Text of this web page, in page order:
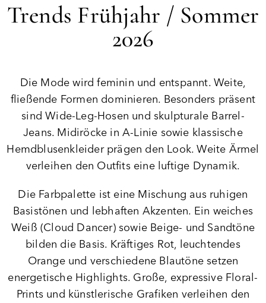
Trends Frühjahr / Sommer
2026
Die Mode wird feminin und entspannt. Weite,
fließende Formen dominieren. Besonders präsent
sind Wide-Leg-Hosen und skulpturale Barrel-
Jeans. Midiröcke in A-Linie sowie klassische
Hemdblusenkleider prägen den Look. Weite Ärmel
verleihen den Outfits eine luftige Dynamik.
Die Farbpalette ist eine Mischung aus ruhigen
Basistönen und lebhaften Akzenten. Ein weiches
Weiß (Cloud Dancer) sowie Beige- und Sandtöne
bilden die Basis. Kräftiges Rot, leuchtendes
Orange und verschiedene Blautöne setzen
energetische Highlights. Große, expressive Floral-
Prints und künstlerische Grafiken verleihen den